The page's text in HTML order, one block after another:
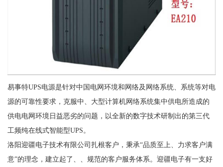
易事特UPS电源是针对中国电网环境和网络及网络系统、系统等对电
源的可靠性要求，克服中、大型计算机网络系统集中供电所造成的
供电电网环境日益恶劣的问题，以全新的数字技术研制出的第三代
工频纯在线式智能型UPS。
洛阳迎疆电子技术有限公司扎根客户，秉承“品质至上、力求客户满
意”的理念，建立起了、、规范的客户服务体系。迎疆电子有一支好